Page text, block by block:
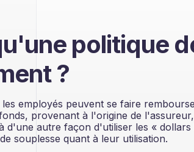
politique
?
employés peuvent se faire
provenant à l'origine de
d'une autre façon d'utiliser les «
souplesse quant à leur utilisation.